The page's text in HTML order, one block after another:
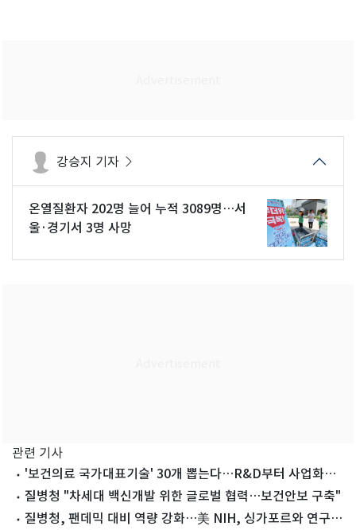
강승지 기자
온열질환자 202명 늘어 누적 3089명…서
울·경기서 3명 사망
관련 기사
'보건의료 국가대표기술' 30개 뽑는다…R&D부터 사업화까
지 지원
질병청 "차세대 백신개발 위한 글로벌 협력…보건안보 구축"
질병청, 팬데믹 대비 역량 강화…美 NIH, 싱가포르와 연구